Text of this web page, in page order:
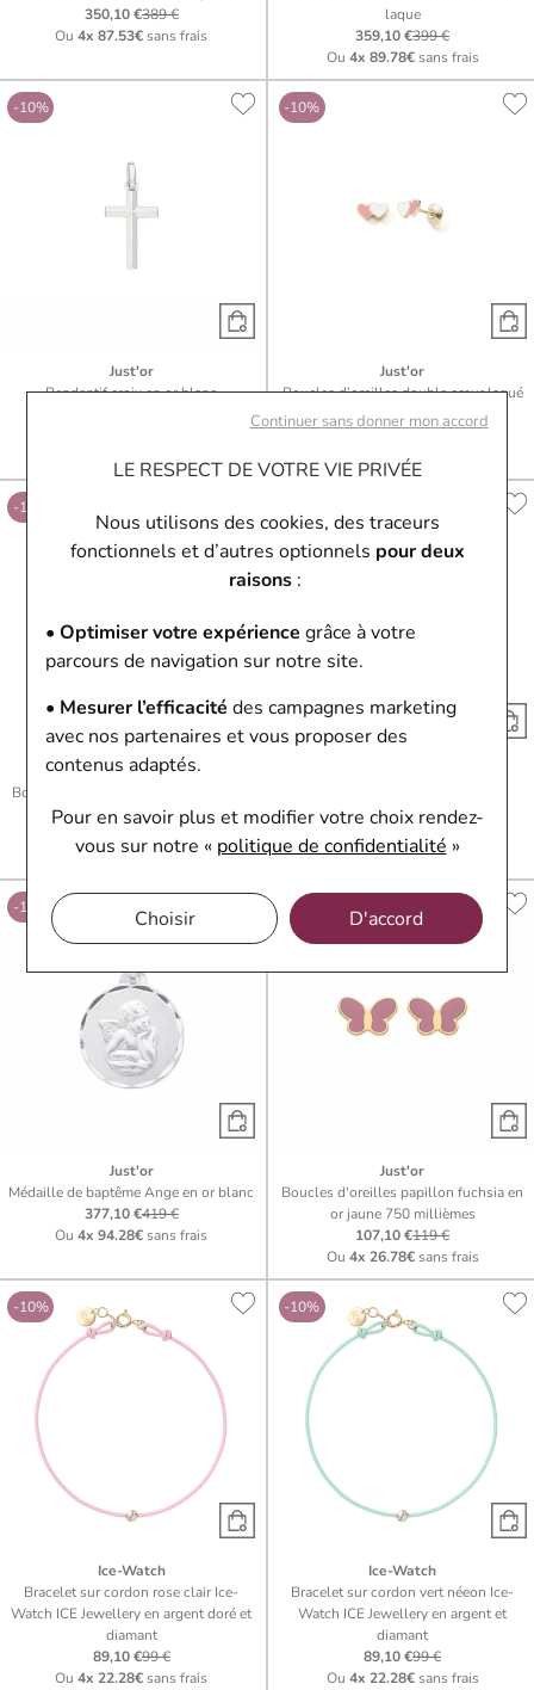
Continuer sans donner mon accord
LE RESPECT DE VOTRE VIE PRIVÉE
Nous utilisons des cookies, des traceurs
fonctionnels et d’autres optionnels pour deux
raisons:
• Optimiser votre expérience grâce à votre
parcours de navigation sur notre site.
• Mesurer l’efficacité des campagnes marketing
avec nos partenaires et vous proposer des
contenus adaptés.
Pour en savoir plus et modifier votre choix rendez-
vous sur notre « politique de confidentialité »
Choisir D'accord
350,10 €389 €
Ou4x 87.53€sans frais
laque
359,10 €399 €
Ou 4x 89.78€sans frais
-10%
Just'or
Pendentif croix en or blanc
-10%
Just'or
Boucles d’oreilles double cœur laqué
en or jaune
29.03€
-10%
Just'or
Boucles d’oreilles libellule laquée en
or jaune
Ou4x 20.03€sans frais
202,50 €225 €
4x 50.63€ sans frais
-10%
Just'or
Médaille de baptême Ange en or blanc
377,10 €419 €
Ou4x 94.28€sans frais
-10%
Just'or
Boucles d'oreilles papillon fuchsia en
or jaune 750 millièmes
107,10 €119 €
Ou 4x 26.78€sans frais
-10%
Ice-Watch
Bracelet sur cordon rose clair Ice-
Watch ICE Jewellery en argent doré et
diamant
89,10 €99 €
Ou4x 22.28€sans frais
-10%
Ice-Watch
Bracelet sur cordon vert néeon Ice-
Watch ICE Jewellery en argent et
diamant
89,10 €99 €
Ou 4x 22.28€sans frais